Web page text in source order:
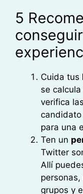
5
Cuida tus
se
verifica
para una
Ten un
Twitter
Allí
grupos y